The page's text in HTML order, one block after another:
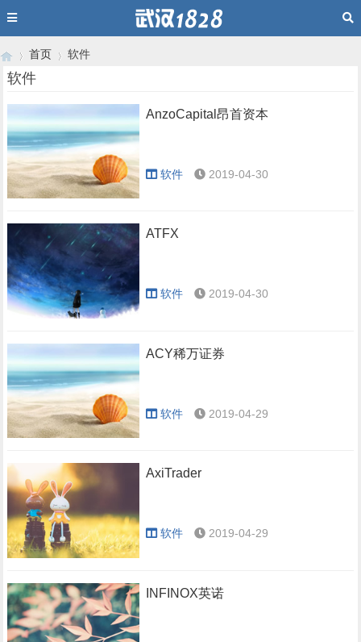
›
首页
›
软件
软件
AnzoCapital昂首资本
软件 2019-04-30
ATFX
软件 2019-04-30
ACY稀万证券
软件 2019-04-29
AxiTrader
软件 2019-04-29
INFINOX英诺